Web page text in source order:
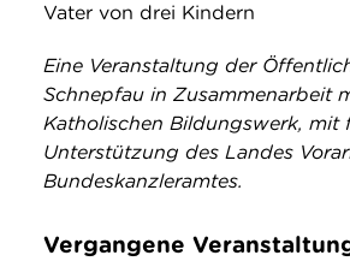
Vater von drei Kindern
Eine Veranstaltung der
Schnepfau in Zusammenarbeit
Katholischen Bildungswerk, mit
Unterstützung des Landes
Bundeskanzleramtes.
Vergangene